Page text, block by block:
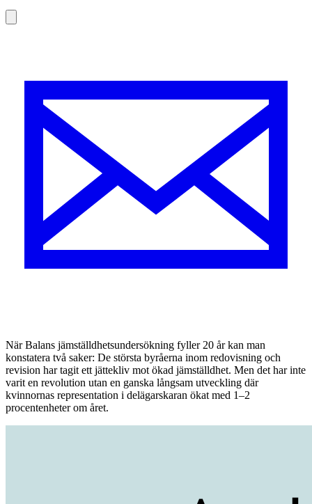
När Balans jämställdhetsundersökning fyller 20 år kan man
konstatera två saker: De största byråerna inom redovisning och
revision har tagit ett jättekliv mot ökad jämställdhet. Men det har inte
varit en revolution utan en ganska långsam utveckling där
kvinnornas representation i delägarskaran ökat med 1–2
procentenheter om året.